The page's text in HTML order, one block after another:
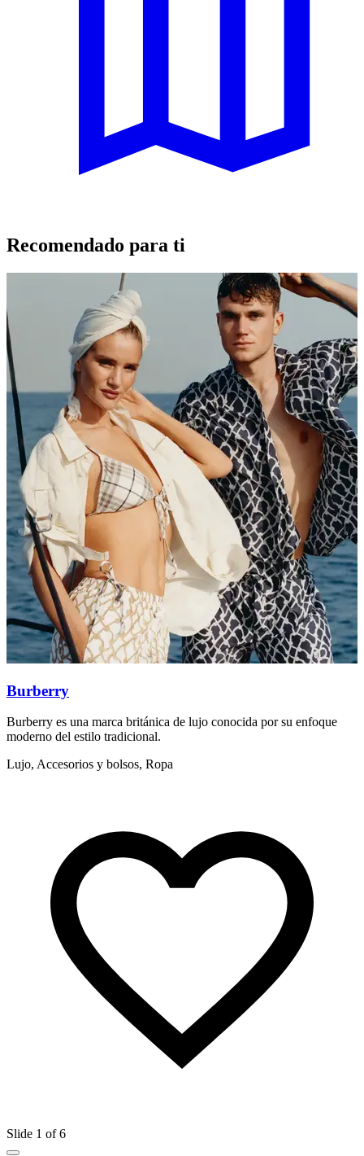
Recomendado para ti
Burberry
Burberry es una marca británica de lujo conocida por su enfoque
moderno del estilo tradicional.
Lujo, Accesorios y bolsos, Ropa
Slide 1 of 6